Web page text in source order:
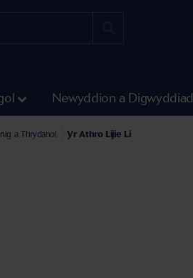
Newyddion a
Sifil, Drydanol a Pheirianneg Fecanyddol
a Thrydanol Yr Athro Lijie Li